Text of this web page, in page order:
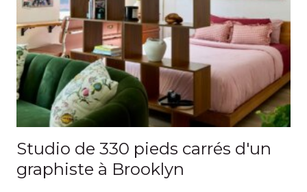
Studio de 330 pieds carrés d'un
graphiste à Brooklyn